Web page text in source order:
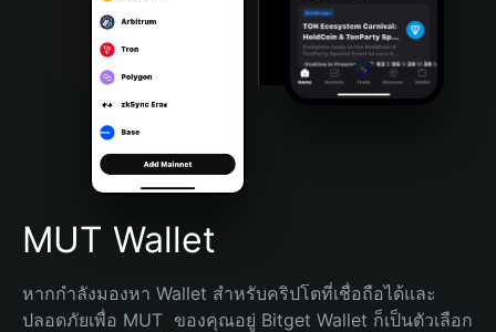
Bahasa Indonesia
Português (Brasil)
Español (Argentina)
MUT Wallet
หากกำลังมองหา Wallet สำหรับคริปโตที่เชื่อถือได้และ
ปลอดภัยเพื่อ MUT  ของคุณอยู่ Bitget Wallet ก็เป็นตัวเลือก